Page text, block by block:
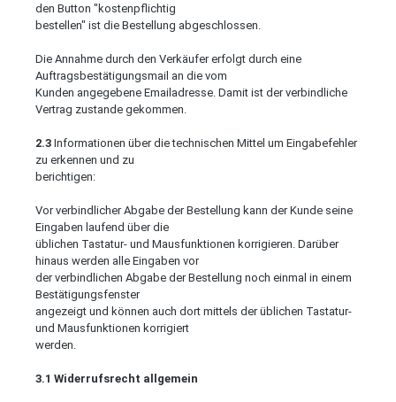
den Button "kostenpflichtig
bestellen" ist die Bestellung abgeschlossen.
Die Annahme durch den Verkäufer erfolgt durch eine
Auftragsbestätigungsmail an die vom
Kunden angegebene Emailadresse. Damit ist der verbindliche
Vertrag zustande gekommen.
2.3 Informationen über die technischen Mittel um Eingabefehler
zu erkennen und zu
berichtigen:
Vor verbindlicher Abgabe der Bestellung kann der Kunde seine
Eingaben laufend über die
üblichen Tastatur- und Mausfunktionen korrigieren. Darüber
hinaus werden alle Eingaben vor
der verbindlichen Abgabe der Bestellung noch einmal in einem
Bestätigungsfenster
angezeigt und können auch dort mittels der üblichen Tastatur-
und Mausfunktionen korrigiert
werden.
3.1 Widerrufsrecht allgemein